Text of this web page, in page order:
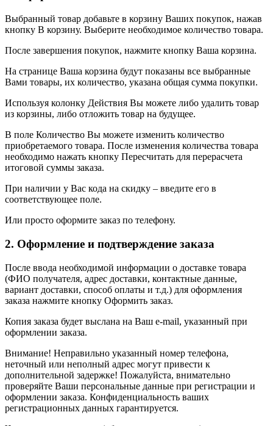
Выбранный товар добавьте в корзину Ваших покупок, нажав
кнопку В корзину. Выберите необходимое количество товара.
После завершения покупок, нажмите кнопку Ваша корзина.
На странице Ваша корзина будут показаны все выбранные
Вами товары, их количество, указана общая сумма покупки.
Используя колонку Действия Вы можете либо удалить товар
из корзины, либо отложить товар на будущее.
В поле Количество Вы можете изменить количество
приобретаемого товара. После изменения количества товара
необходимо нажать кнопку Пересчитать для перерасчета
итоговой суммы заказа.
При наличии у Вас кода на скидку – введите его в
соответствующее поле.
Или просто оформите заказ по телефону.
2. Оформление и подтверждение заказа
После ввода необходимой информации о доставке товара
(ФИО получателя, адрес доставки, контактные данные,
вариант доставки, способ оплаты и т.д.) для оформления
заказа нажмите кнопку Оформить заказ.
Копия заказа будет выслана на Ваш e-mail, указанный при
оформлении заказа.
Внимание! Неправильно указанный номер телефона,
неточный или неполный адрес могут привести к
дополнительной задержке! Пожалуйста, внимательно
проверяйте Ваши персональные данные при регистрации и
оформлении заказа. Конфиденциальность ваших
регистрационных данных гарантируется.